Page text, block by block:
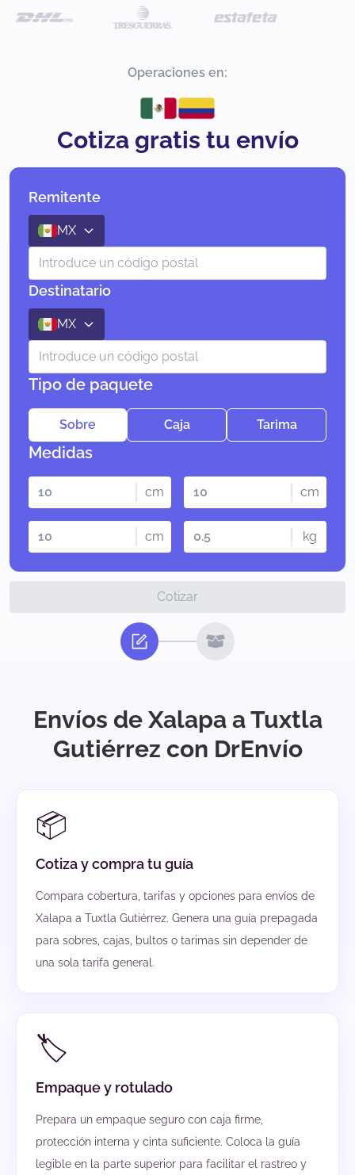
Operaciones en:
Cotiza gratis tu envío
Remitente
MX
Destinatario
MX
Tipo de paquete
Sobre Caja Tarima
Medidas
cm cm
cm kg
Cotizar
Envíos de Xalapa a Tuxtla
Gutiérrez con DrEnvío
📦
Cotiza y compra tu guía
Compara cobertura, tarifas y opciones para envíos de
Xalapa a Tuxtla Gutiérrez. Genera una guía prepagada
para sobres, cajas, bultos o tarimas sin depender de
una sola tarifa general.
🏷️
Empaque y rotulado
Prepara un empaque seguro con caja firme,
protección interna y cinta suficiente. Coloca la guía
legible en la parte superior para facilitar el rastreo y